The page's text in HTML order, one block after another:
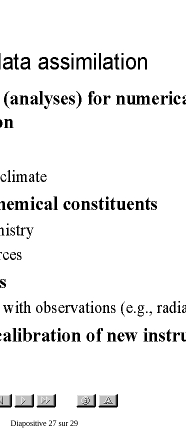
Diapositive 27 sur 29